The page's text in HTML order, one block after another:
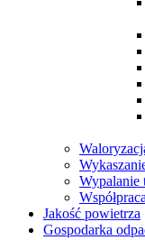
Wypalanie
Współpraca
Jakość powietrza
Gospodarka